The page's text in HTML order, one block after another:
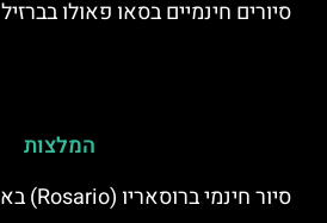
סיורים חינמיים בסאו פאולו בברזיל
המלצות
סיור חינמי ברוסאריו (Rosario) בארגנטינה